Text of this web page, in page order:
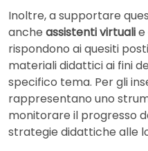
Inoltre, a supportare
anche assistenti virtualie
rispondono ai quesiti
materiali didattici ai fini
specifico tema. Per gli
rappresentano uno
monitorare il progresso
strategie didattiche alle